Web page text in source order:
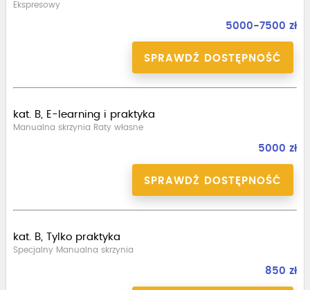
Ekspresowy
5000-7500 zł
SPRAWDŹ DOSTĘPNOŚĆ
kat. B, E-learning i praktyka
Manualna skrzynia Raty własne
5000 zł
SPRAWDŹ DOSTĘPNOŚĆ
kat. B, Tylko praktyka
Specjalny Manualna skrzynia
850 zł